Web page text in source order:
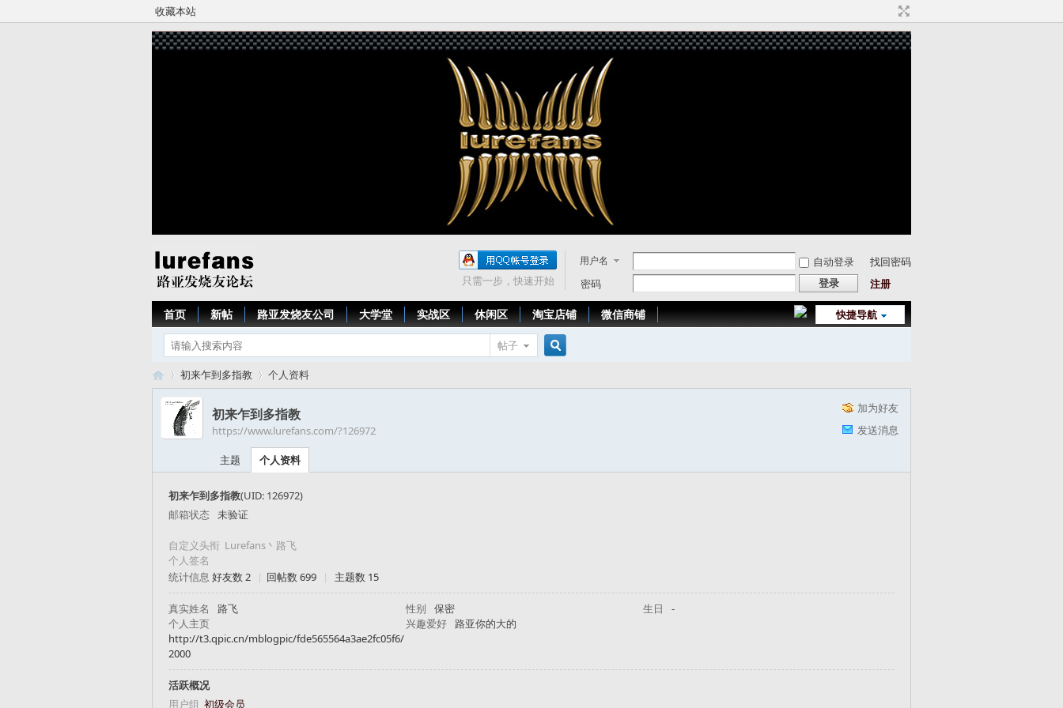
收藏本站
用户名 自动登录
找回密码
密码
登录 注册
只需一步，快速开始
快捷导航
首页 新帖 路亚发烧友公司 大学堂 实战区 休闲区 淘宝店铺 微信商铺
帖子
›
初来乍到多指教 个人资料
加为好友
发送消息
初来乍到多指教
https://www.lurefans.com/?126972
主题 个人资料
初来乍到多指教(UID: 126972)
邮箱状态 未验证
自定义头衔 Lurefans丶路飞
个人签名
统计信息 好友数 2 | 回帖数 699 | 主题数 15
真实姓名 路飞 性别 保密 生日
-
个人主页
http://t3.qpic.cn/mblogpic/fde565564a3ae2fc05f6/
2000
兴趣爱好 路亚你的大的
活跃概况
用户组 初级会员